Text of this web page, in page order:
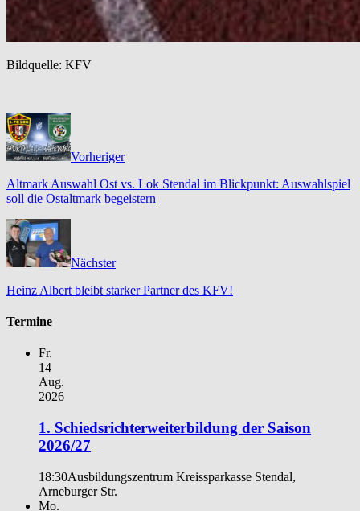
Bildquelle: KFV
Vorheriger
Altmark Auswahl Ost vs. Lok Stendal im Blickpunkt: Auswahlspiel
soll die Ostaltmark begeistern
Nächster
Heinz Albert bleibt starker Partner des KFV!
Termine
Fr.
14
Aug.
2026
1. Schiedsrichterweiterbildung der Saison
2026/27
18:30Ausbildungszentrum Kreissparkasse Stendal,
Arneburger Str.
Mo.